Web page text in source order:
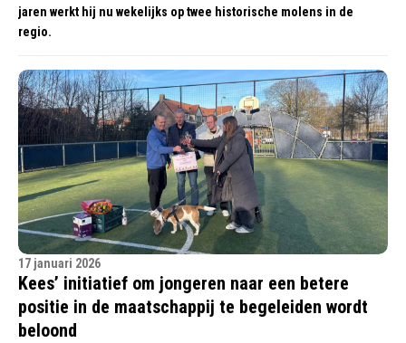
jaren werkt hij nu wekelijks op twee historische molens in de
regio.
17 januari 2026
Kees’ initiatief om jongeren naar een betere
positie in de maatschappij te begeleiden wordt
beloond